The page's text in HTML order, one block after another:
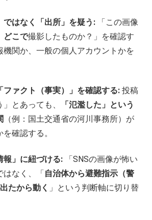
ではなく「出所」を疑う: 「この画像
どこで撮影したものか？」を確認す
機関か、一般の個人アカウントかを
ファクト（事実）」を確認する: 投稿
とあっても、
「氾濫した」という
（例：国土交通省の河川事務所）が
確認する。
報」に紐づける: 「SNSの画像が怖い
はなく、「自治体から避難指示（警
たから動く 」という判断軸に切り替